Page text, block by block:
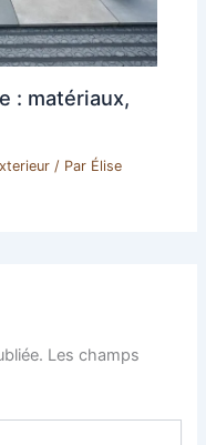
: matériaux,
/ Par Élise
Les champs